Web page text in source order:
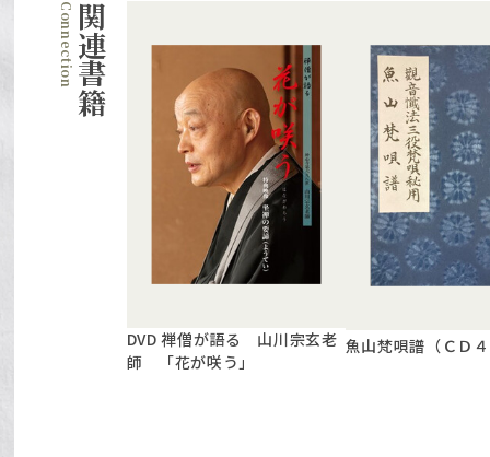
関連書籍
DVD 禅僧が語る 山川宗玄老
師 「花が咲う」
魚山梵唄譜（ＣＤ